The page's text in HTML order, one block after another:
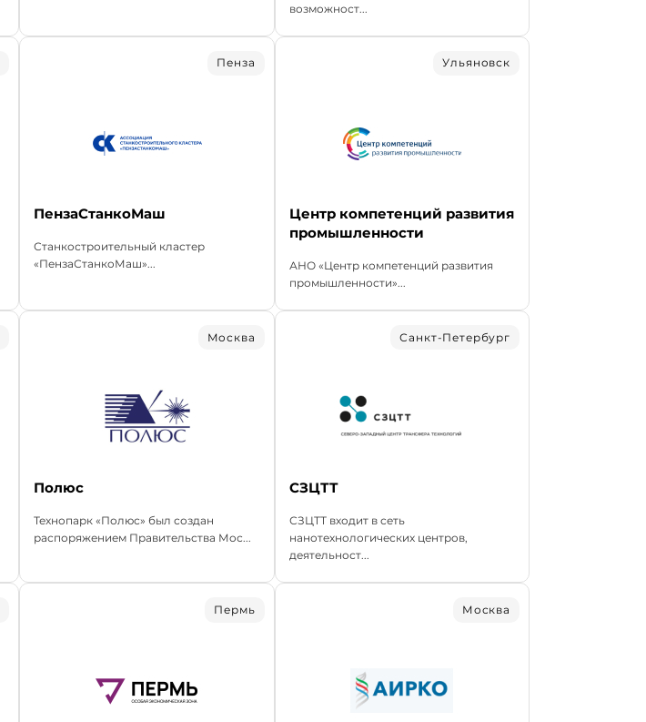
возможност...
Пенза
ПензаСтанкоМаш
Станкостроительный кластер
«ПензаСтанкоМаш»...
Ульяновск
Центр компетенций развития
промышленности
АНО «Центр компетенций развития
промышленности»...
Москва
Полюс
Технопарк «Полюс» был создан
распоряжением Правительства Мос...
Санкт-Петербург
СЗЦТТ
СЗЦТТ входит в сеть
нанотехнологических центров,
деятельност...
Пермь Москва